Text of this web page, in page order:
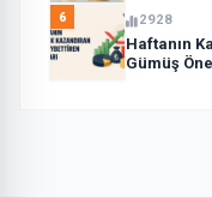
6 2928
Haftanın
Gümüş Öne